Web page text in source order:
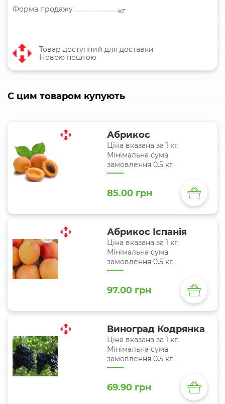
Форма продажу кг
Товар доступний для доставки
Новою поштою
C цим товаром купують
Абрикос
Ціна вказана за 1 кг.
Мінімальна сума
замовлення 0.5 кг.
85.00 грн
Абрикос Іспанія
Ціна вказана за 1 кг.
Мінімальна сума
замовлення 0.5 кг.
97.00 грн
Виноград Кодрянка
Ціна вказана за 1 кг.
Мінімальна сума
замовлення 0.5 кг.
69.90 грн